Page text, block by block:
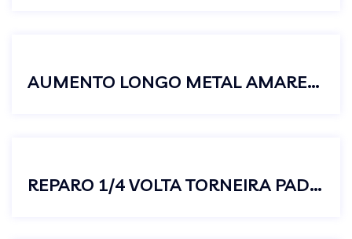
AUMENTO LONGO METAL AMARELO 1/2
REPARO 1/4 VOLTA TORNEIRA PADRAO DECA AZUL ESQUERDO